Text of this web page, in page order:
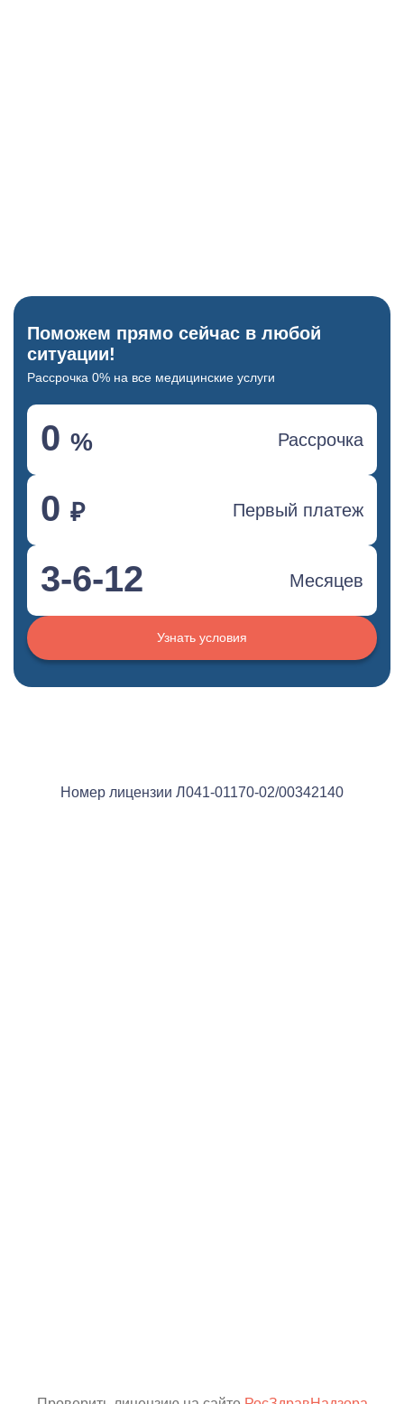
Поможем прямо сейчас в любой
ситуации!
Рассрочка 0% на все медицинские услуги
0 % Рассрочка
0 ₽ Первый платеж
3-6-12 Месяцев
Узнать условия
Номер лицензии Л041-01170-02/00342140